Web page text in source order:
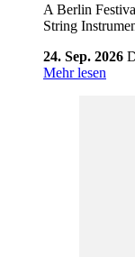
A Berlin
String
24. Sep. 2026
Mehr lesen